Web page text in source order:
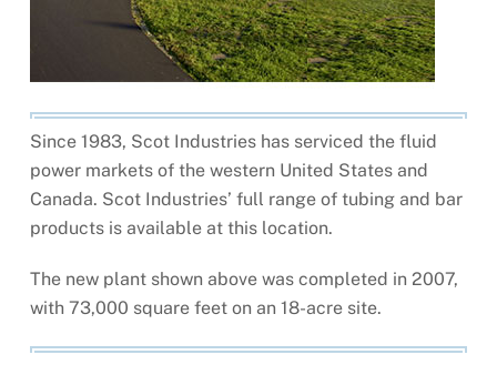
Since 1983, Scot Industries has serviced the fluid
power markets of the western United States and
Canada. Scot Industries’ full range of tubing and bar
products is available at this location.
The new plant shown above was completed in 2007,
with 73,000 square feet on an 18-acre site.